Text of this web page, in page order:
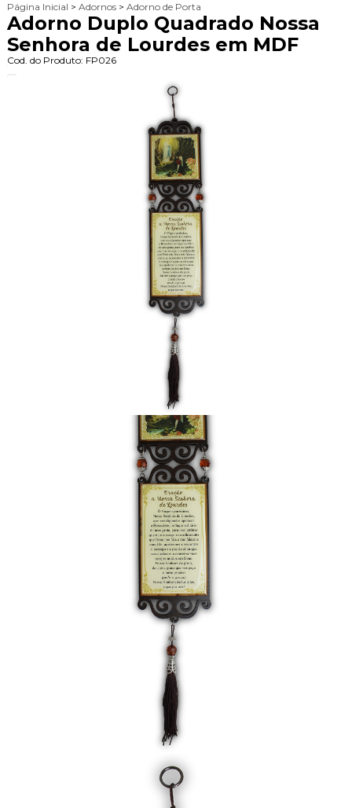
Página Inicial > Adornos > Adorno de Porta
Adorno Duplo Quadrado Nossa
Senhora de Lourdes em MDF
Cod. do Produto: FP026